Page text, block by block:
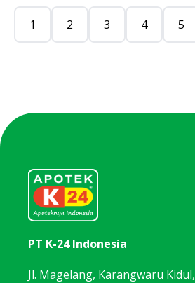
1 2 3 4 5
PT K-24 Indonesia
Jl. Magelang, Karangwaru Kidul,